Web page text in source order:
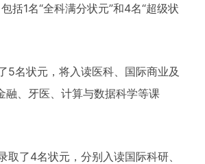
括1名“全科满分状元”和4名“超级状
5名状元，将入读医科、国际商业及
融、牙医、计算与数据科学等课
取了4名状元，分别入读国际科研、